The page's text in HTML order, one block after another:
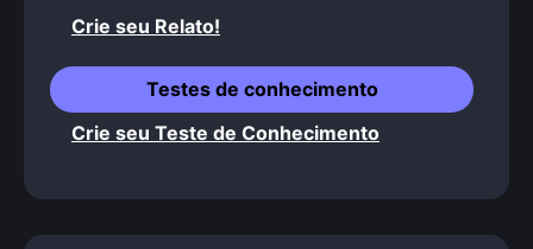
Crie seu Relato!
Testes de conhecimento
Crie seu Teste de Conhecimento